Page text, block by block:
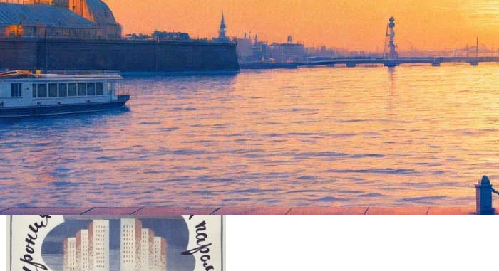
Внутри РПЦ возникла неожиданная полемика по поводу «главного» новогоднего фильма страны
митрополита Рязанского и Михайловского Марка, которую тот целиком посвятил осуждению
«Существует один фильм, который в течение многих лет показывают перед наступлением
кажется, что в этом фильме Эльдара Рязанова нет ничего плохого. Но, на самом деле, идея,
«Каков смысл? Какова идея этого фильма? — задается вопросом священнослужитель. —
свою настоящую любовь. Во-первых, это обретение новой любви построено на предательстве, на
призывает людей к труду, постоянной работе над собой. Мы говорим о том, что надо работать над
картина: для того, чтобы случилось чудо, не нужен труд, можно просто встретиться, посидеть,
человека наполняет ложными несбыточными мечтаниями».